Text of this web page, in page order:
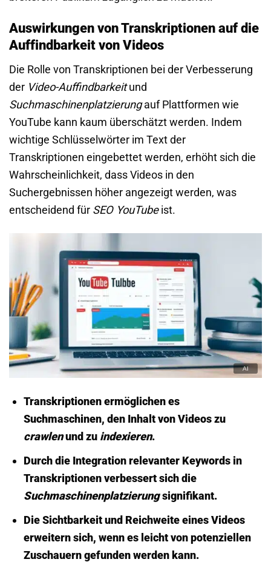
Auswirkungen von Transkriptionen auf die
Auffindbarkeit von Videos
Die Rolle von Transkriptionen bei der Verbesserung
der Video-Auffindbarkeitund
Suchmaschinenplatzierungauf Plattformen wie
YouTube kann kaum überschätzt werden. Indem
wichtige Schlüsselwörter im Text der
Transkriptionen eingebettet werden, erhöht sich die
Wahrscheinlichkeit, dass Videos in den
Suchergebnissen höher angezeigt werden, was
entscheidend für SEO YouTubeist.
Transkriptionen ermöglichen es
Suchmaschinen, den Inhalt von Videos zu
crawlenund zu indexieren.
Durch die Integration relevanter Keywords in
Transkriptionen verbessert sich die
Suchmaschinenplatzierungsignifikant.
Die Sichtbarkeit und Reichweite eines Videos
erweitern sich, wenn es leicht von potenziellen
Zuschauern gefunden werden kann.